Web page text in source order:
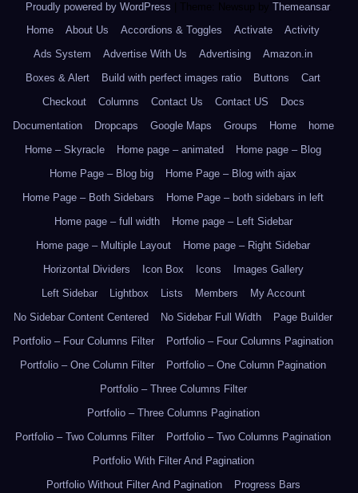
Proudly powered by WordPress Theme: Newsup by Themeansar.
Home
About Us Accordions & Toggles Activate
Activity
Ads System
Advertise With Us Advertising
Amazon.in
Boxes & Alert
Build with perfect images ratio Buttons
Cart
Checkout
Columns Contact Us Contact US
Docs
Documentation
Dropcaps Google Maps Groups Home
home
Home – Skyracle
Home page – animated
Home page – Blog
Home Page – Blog big
Home Page – Blog with ajax
Home Page – Both Sidebars
Home Page – both sidebars in left
Home page – full width
Home page – Left Sidebar
Home page – Multiple Layout
Home page – Right Sidebar
Horizontal Dividers
Icon Box Icons
Images Gallery
Left Sidebar
Lightbox Lists Members
My Account
No Sidebar Content Centered
No Sidebar Full Width
Page Builder
Portfolio – Four Columns Filter
Portfolio – Four Columns Pagination
Portfolio – One Column Filter
Portfolio – One Column Pagination
Portfolio – Three Columns Filter
Portfolio – Three Columns Pagination
Portfolio – Two Columns Filter
Portfolio – Two Columns Pagination
Portfolio With Filter And Pagination
Portfolio Without Filter And Pagination
Progress Bars